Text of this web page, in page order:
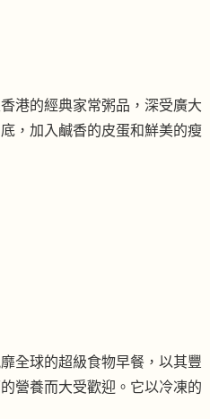
港的經典家常粥品，深受廣大
，加入鹹香的皮蛋和鮮美的瘦
全球的超級食物早餐，以其豐
營養而大受歡迎。它以冷凍的